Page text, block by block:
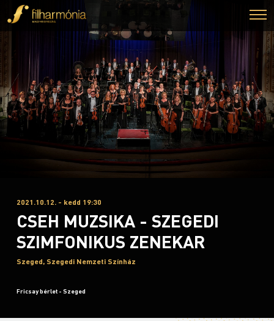
2021.10.12. - kedd 19:30
CSEH MUZSIKA - SZEGEDI
SZIMFONIKUS ZENEKAR
Szeged, Szegedi Nemzeti Színház
Fricsay bérlet - Szeged